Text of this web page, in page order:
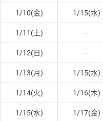
1/10(金) 1/15(水)
1/11(土) -
1/12(日) -
1/13(月) 1/15(水)
1/14(火) 1/16(木)
1/15(水) 1/17(金)